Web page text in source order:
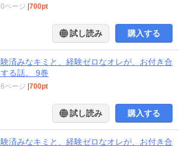
ページ |700pt
試し読み 購入する
済みなキミと、経験ゼロなオレが、お付き合
る話。 9巻
ページ |700pt
試し読み 購入する
済みなキミと、経験ゼロなオレが、お付き合